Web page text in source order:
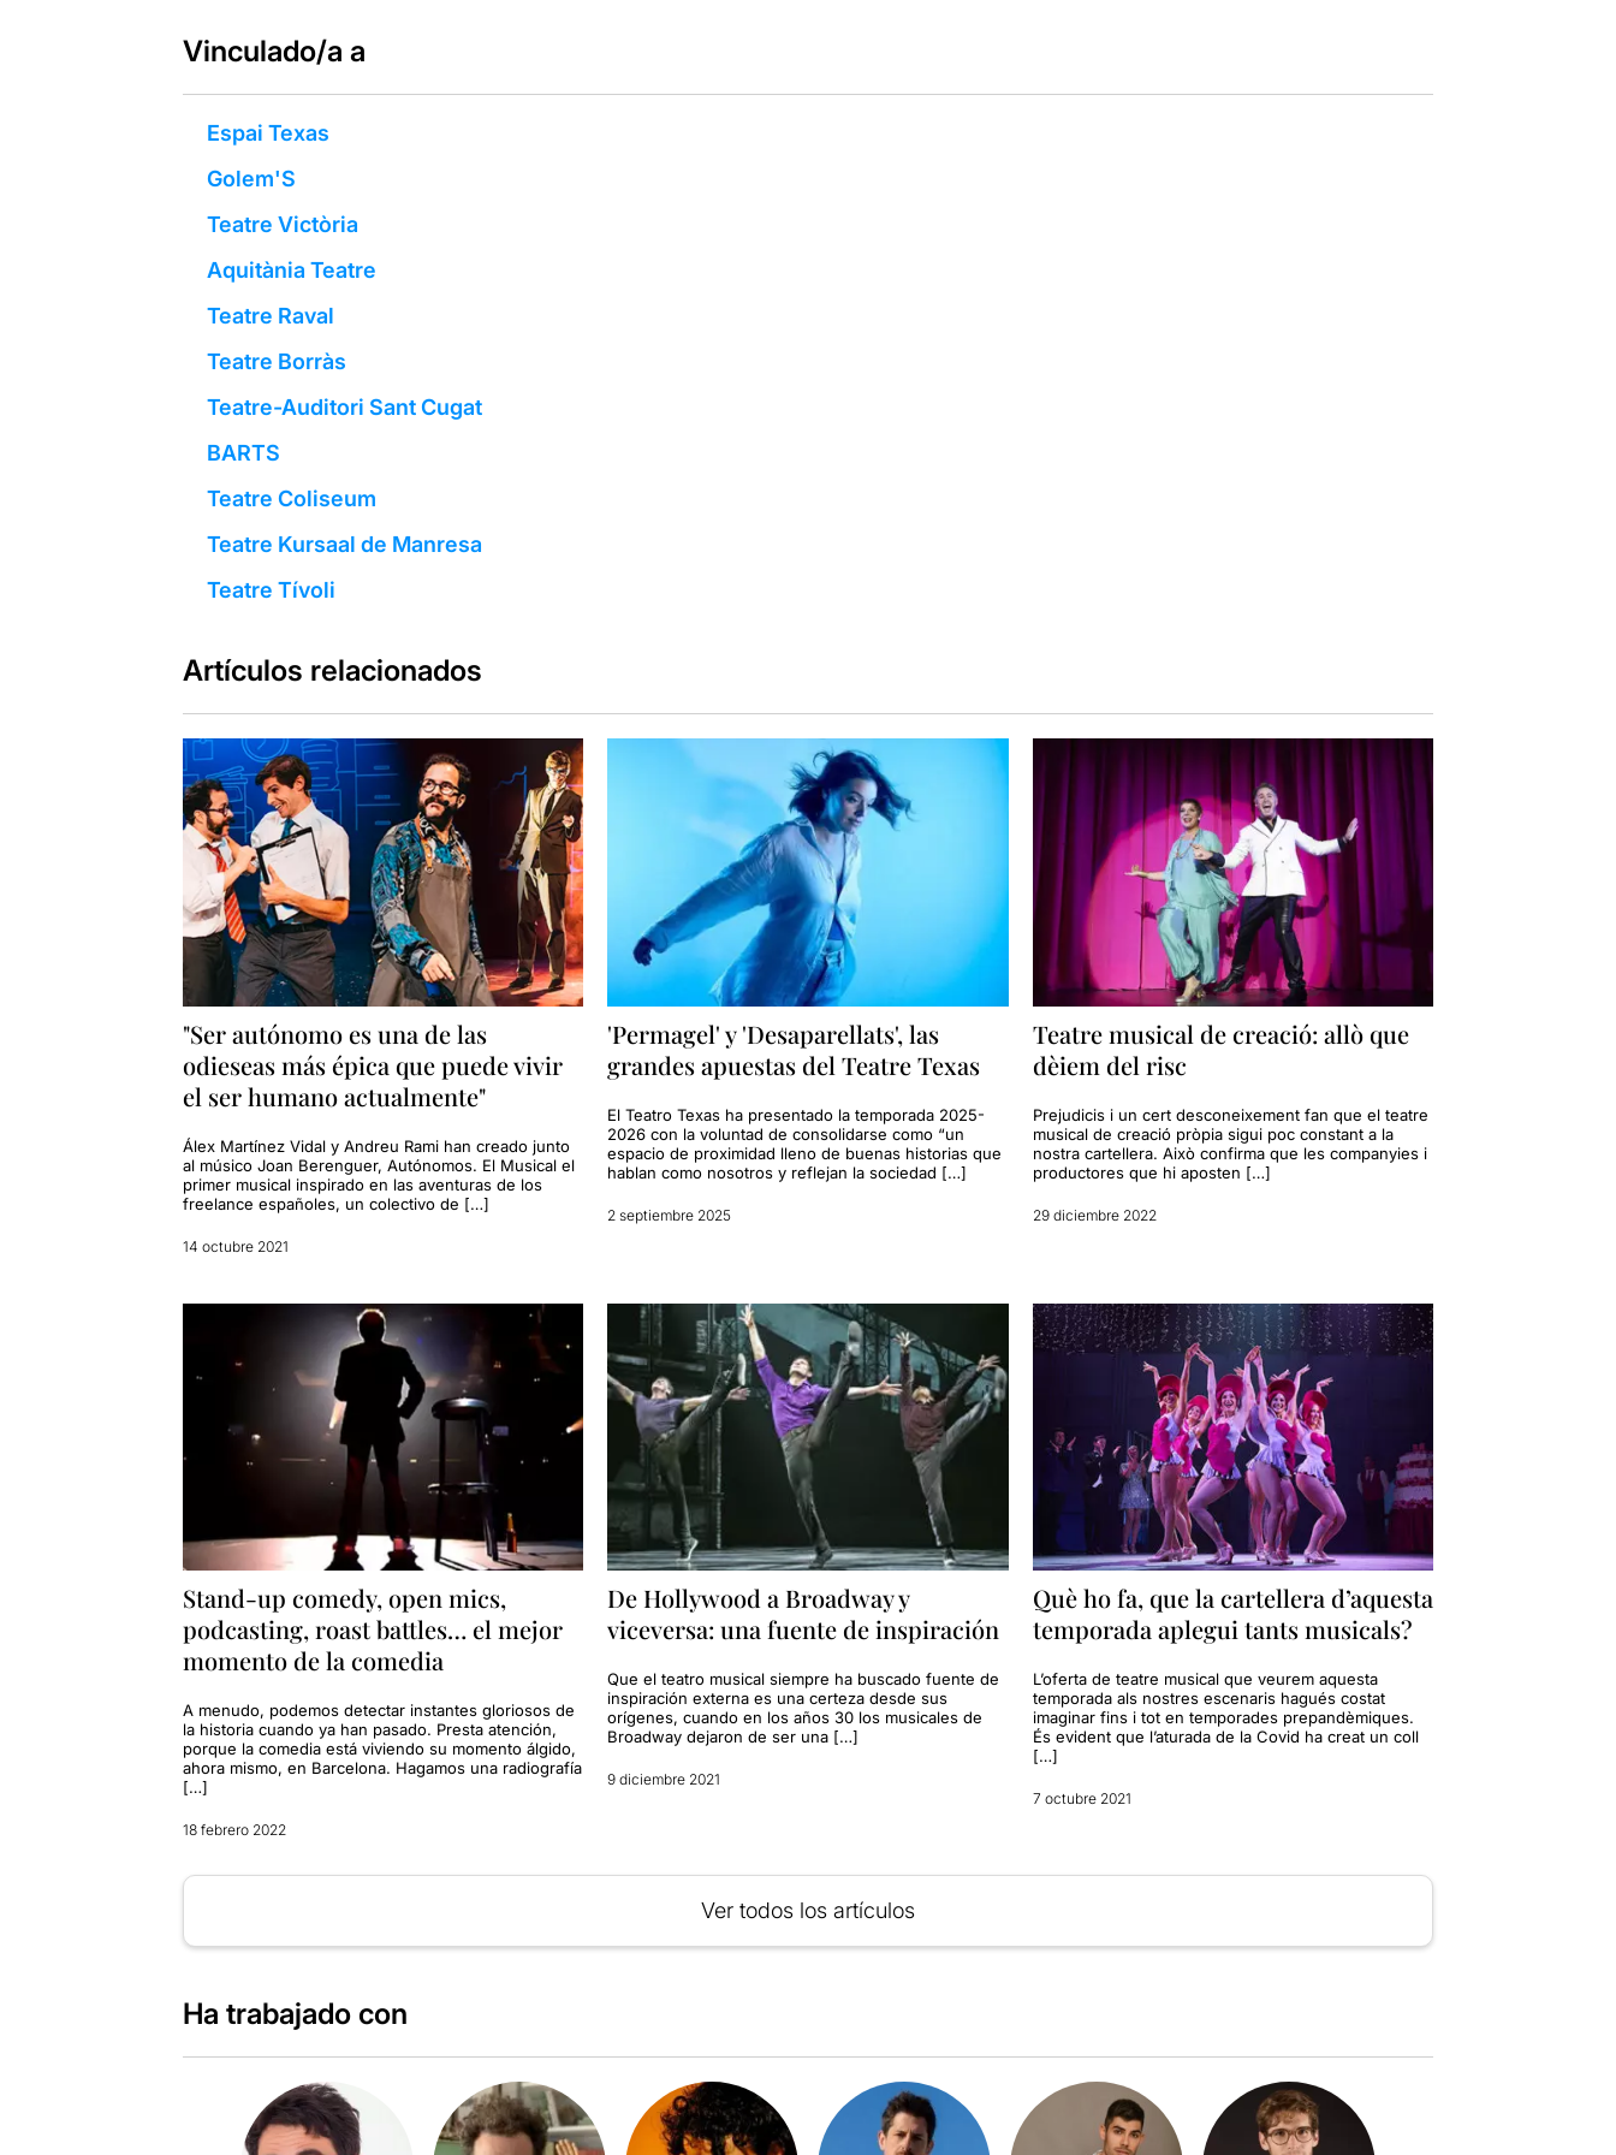
Vinculado/a a
Espai Texas
Golem'S
Teatre Victòria
Aquitània Teatre
Teatre Raval
Teatre Borràs
Teatre-Auditori Sant Cugat
BARTS
Teatre Coliseum
Teatre Kursaal de Manresa
Teatre Tívoli
Artículos relacionados
"Ser autónomo es una de las
odieseas más épica que puede vivir
el ser humano actualmente"
Álex Martínez Vidal y Andreu Rami han creado junto
al músico Joan Berenguer, Autónomos. El Musical el
primer musical inspirado en las aventuras de los
freelance españoles, un colectivo de […]
14 octubre 2021
'Permagel' y 'Desaparellats', las
grandes apuestas del Teatre Texas
El Teatro Texas ha presentado la temporada 2025-
2026 con la voluntad de consolidarse como “un
espacio de proximidad lleno de buenas historias que
hablan como nosotros y reflejan la sociedad […]
2 septiembre 2025
Teatre musical de creació: allò que
dèiem del risc
Prejudicis i un cert desconeixement fan que el teatre
musical de creació pròpia sigui poc constant a la
nostra cartellera. Això confirma que les companyies i
productores que hi aposten […]
29 diciembre 2022
Stand-up comedy, open mics,
podcasting, roast battles… el mejor
momento de la comedia
A menudo, podemos detectar instantes gloriosos de
la historia cuando ya han pasado. Presta atención,
porque la comedia está viviendo su momento álgido,
ahora mismo, en Barcelona. Hagamos una radiografía
[…]
18 febrero 2022
De Hollywood a Broadway y
viceversa: una fuente de inspiración
Que el teatro musical siempre ha buscado fuente de
inspiración externa es una certeza desde sus
orígenes, cuando en los años 30 los musicales de
Broadway dejaron de ser una […]
9 diciembre 2021
Què ho fa, que la cartellera d’aquesta
temporada aplegui tants musicals?
L’oferta de teatre musical que veurem aquesta
temporada als nostres escenaris hagués costat
imaginar fins i tot en temporades prepandèmiques.
És evident que l’aturada de la Covid ha creat un coll
[…]
7 octubre 2021
Ver todos los artículos
Ha trabajado con